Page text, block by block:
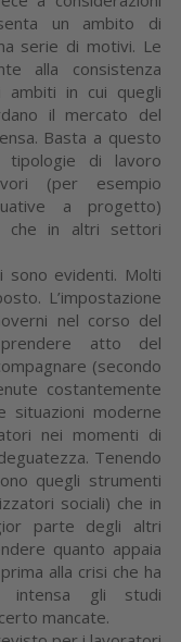
un ambito di
serie di motivi. Le
alla consistenza
ambiti in cui quegli
il mercato del
Basta a questo
di lavoro
(per esempio
a progetto)
che in altri settori
sono evidenti. Molti
L’impostazione
nel corso del
atto del
(secondo
costantemente
situazioni moderne
nei momenti di
Tenendo
quegli strumenti
sociali) che in
parte degli altri
quanto appaia
alla crisi che ha
intensa gli studi
mancate.